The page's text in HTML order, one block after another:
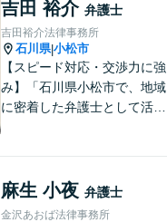
吉田 裕介 弁護士
吉田裕介法律事務所
石川県|小松市
【スピード対応・交渉力に強
み】「石川県小松市で、地域
に密着した弁護士として活動
にお任せください【完全個室
／プライバシー配慮】
麻生 小夜 弁護士
金沢あおば法律事務所